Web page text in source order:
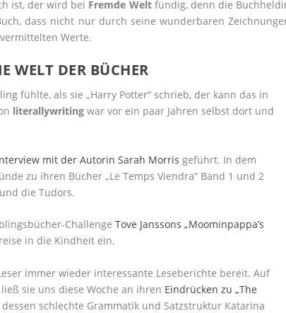
ist, der wird bei Fremde Weltfündig, denn die
dass nicht nur durch seine wunderbaren
Werte.
WELT DER BÜCHER
fühlte, als sie „Harry Potter“ schrieb, der kann das in
literallywriting war vor ein paar Jahren selbst dort und
mit der Autorin Sarah Morris geführt. In dem
zu ihren Bücher „Le Temps Viendra“ Band 1 und 2
die Tudors.
ChallengeTove Janssons „Moominpappa’s
in die Kindheit ein.
immer wieder interessante Leseberichte bereit. Auf
ließ sie uns diese Woche an ihren Eindrücken zu „The
schlechte Grammatik und Satzstruktur Katarina